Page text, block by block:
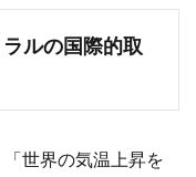
ルの国際的取
世界の気温上昇を